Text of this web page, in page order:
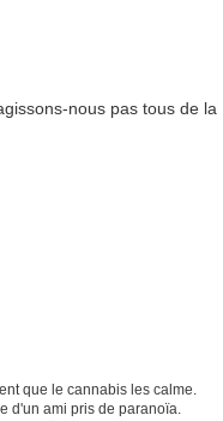
que le cannabis les calme.
d'un ami pris de paranoïa.